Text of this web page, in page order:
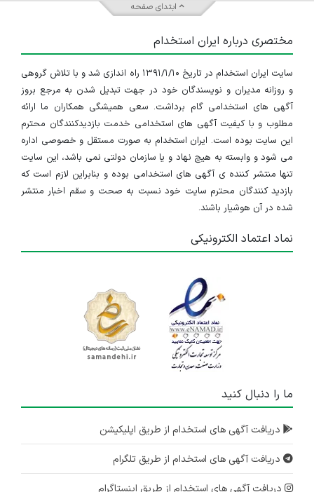
ابتدای صفحه
مختصری درباره ایران استخدام
سایت ایران استخدام در تاریخ ۱۳۹۱/۱/۱۰ راه اندازی شد و با تلاش گروهی
و روزانه مدیران و نویسندگان خود در جهت تبدیل شدن به مرجع بروز
آگهی های استخدامی گام برداشت. سعی همیشگی همکاران ما ارائه
مطلوب و با کیفیت آگهی های استخدامی خدمت بازدیدکنندگان محترم
این سایت بوده است. ایران استخدام به صورت مستقل و خصوصی اداره
می شود و وابسته به هیچ نهاد و یا سازمان دولتی نمی باشد، این سایت
تنها منتشر کننده ی آگهی های استخدامی بوده و بنابراین لازم است که
بازدید کنندگان محترم سایت خود نسبت به صحت و سقم اخبار منتشر
شده در آن هوشیار باشند.
نماد اعتماد الکترونیکی
ما را دنبال کنید
دریافت آگهی های استخدام از طریق اپلیکیشن
دریافت آگهی های استخدام از طریق تلگرام
دریافت آگهی های استخدام از طریق اینستاگرام